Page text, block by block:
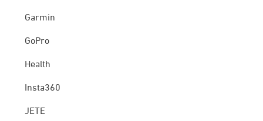
Garmin
GoPro
Health
Insta360
JETE